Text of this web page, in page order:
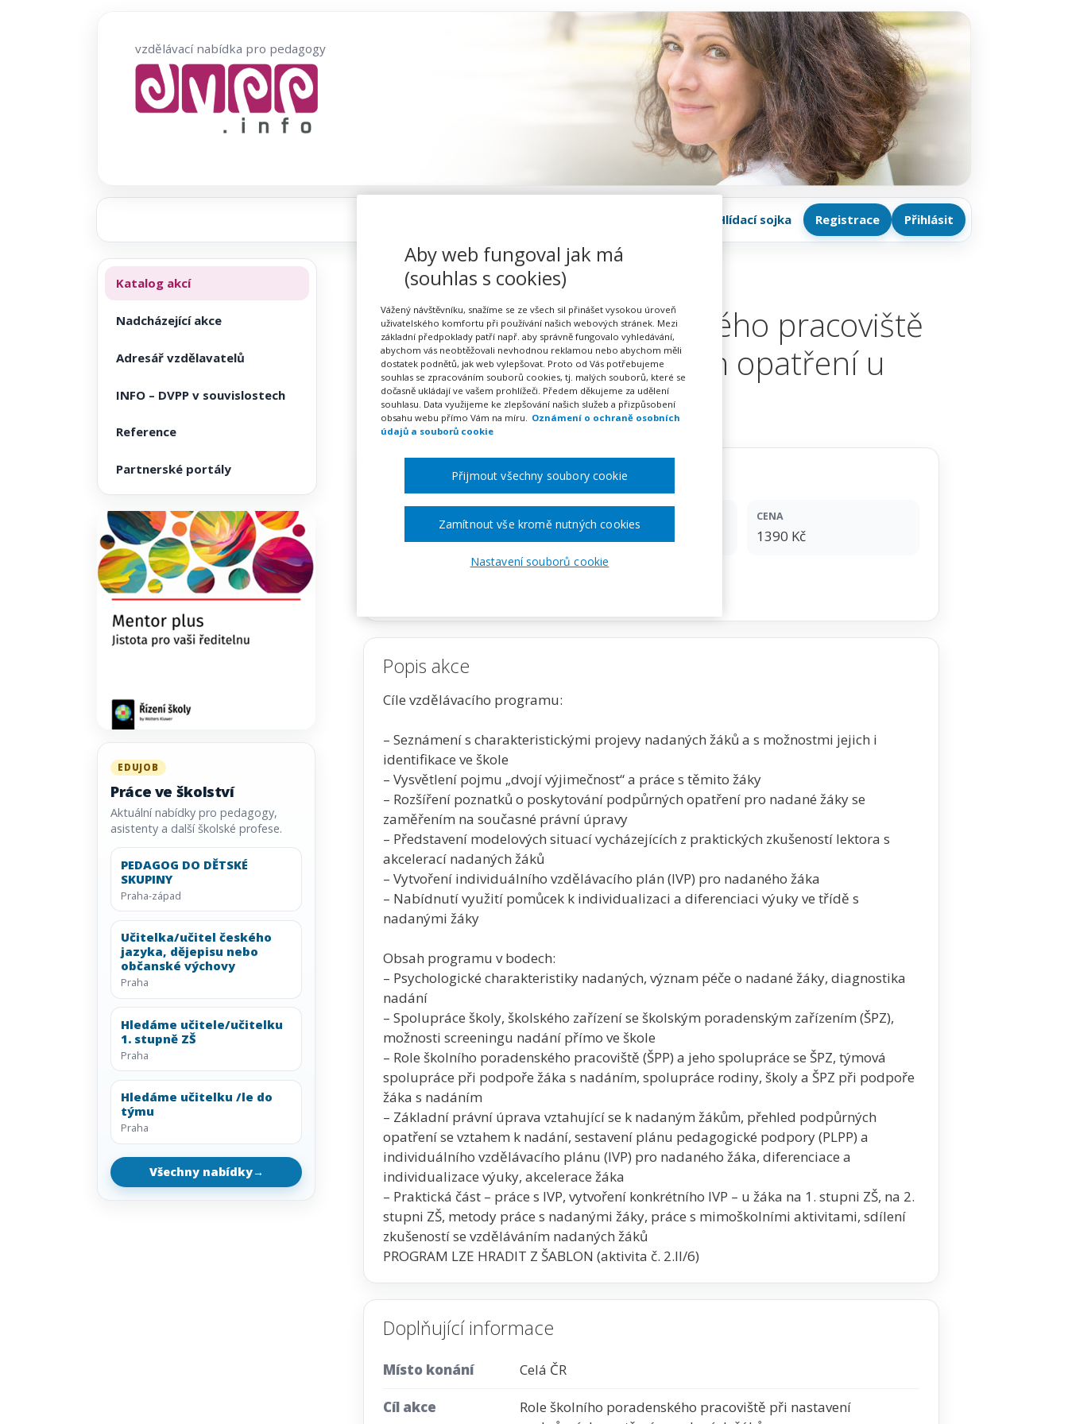
vzdělávací nabídka pro pedagogy
Hlídací sojka Registrace Přihlásit
Role školního poradenského pracoviště
při nastavení podpůrných opatření u
nadaných žáků
INFRA, s.r.o.
Celá ČR
CENA
1390 Kč
Popis akce
Cíle vzdělávacího programu:
– Seznámení s charakteristickými projevy nadaných žáků a s možnostmi jejich i
identifikace ve škole
– Vysvětlení pojmu „dvojí výjimečnost“ a práce s těmito žáky
– Rozšíření poznatků o poskytování podpůrných opatření pro nadané žáky se
zaměřením na současné právní úpravy
– Představení modelových situací vycházejících z praktických zkušeností lektora s
akcelerací nadaných žáků
– Vytvoření individuálního vzdělávacího plán (IVP) pro nadaného žáka
– Nabídnutí využití pomůcek k individualizaci a diferenciaci výuky ve třídě s
nadanými žáky
Obsah programu v bodech:
– Psychologické charakteristiky nadaných, význam péče o nadané žáky, diagnostika
nadání
– Spolupráce školy, školského zařízení se školským poradenským zařízením (ŠPZ),
možnosti screeningu nadání přímo ve škole
– Role školního poradenského pracoviště (ŠPP) a jeho spolupráce se ŠPZ, týmová
spolupráce při podpoře žáka s nadáním, spolupráce rodiny, školy a ŠPZ při podpoře
žáka s nadáním
– Základní právní úprava vztahující se k nadaným žákům, přehled podpůrných
opatření se vztahem k nadání, sestavení plánu pedagogické podpory (PLPP) a
individuálního vzdělávacího plánu (IVP) pro nadaného žáka, diferenciace a
individualizace výuky, akcelerace žáka
– Praktická část – práce s IVP, vytvoření konkrétního IVP – u žáka na 1. stupni ZŠ, na 2.
stupni ZŠ, metody práce s nadanými žáky, práce s mimoškolními aktivitami, sdílení
zkušeností se vzděláváním nadaných žáků
PROGRAM LZE HRADIT Z ŠABLON (aktivita č. 2.II/6)
Doplňující informace
Místo konání Celá ČR
Cíl akce
Role školního poradenského pracoviště při nastavení
Katalog akcí
Nadcházející akce
Adresář vzdělavatelů
INFO – DVPP v souvislostech
Reference
Partnerské portály
EDUJOB
Práce ve školství
Aktuální nabídky pro pedagogy,
asistenty a další školské profese.
PEDAGOG DO DĚTSKÉ
SKUPINY
Praha-západ
Učitelka/učitel českého
jazyka, dějepisu nebo
občanské výchovy
Praha
Hledáme učitele/učitelku
1. stupně ZŠ
Praha
Hledáme učitelku /le do
týmu
Praha
Všechny nabídky→
Aby web fungoval jak má
(souhlas s cookies)
Vážený návštěvníku, snažíme se ze všech sil přinášet vysokou úroveň
uživatelského komfortu při používání našich webových stránek. Mezi
základní předpoklady patří např. aby správně fungovalo vyhledávání,
abychom vás neobtěžovali nevhodnou reklamou nebo abychom měli
dostatek podnětů, jak web vylepšovat. Proto od Vás potřebujeme
souhlas se zpracováním souborů cookies, tj. malých souborů, které se
dočasně ukládají ve vašem prohlížeči. Předem děkujeme za udělení
souhlasu. Data využijeme ke zlepšování našich služeb a přizpůsobení
obsahu webu přímo Vám na míru.
Oznámení o ochraně osobních
údajů a souborů cookie
Nastavení souborů cookie
Zamítnout vše kromě nutných cookies
Přijmout všechny soubory cookie